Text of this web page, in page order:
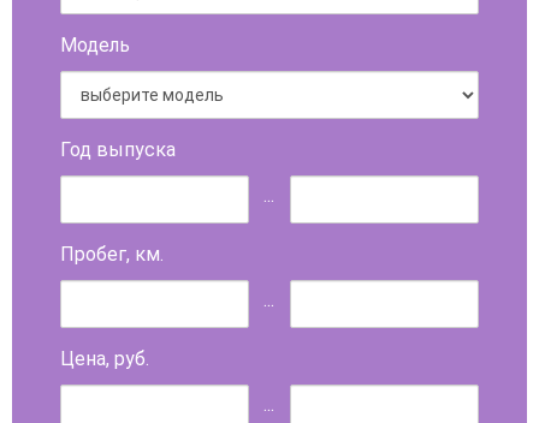
Модель
Год выпуска
...
Пробег, км.
...
Цена, руб.
...